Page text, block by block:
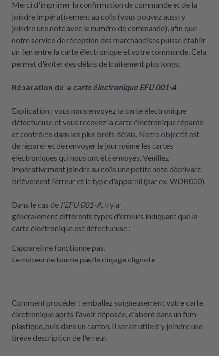
Merci d'imprimer la confirmation de commande et de la
joindre impérativement au colis (vous pouvez aussi y
joindre une note avec le numéro de commande), afin que
notre service de réception des marchandises puisse établir
un lien entre la carte électronique et votre commande. Cela
permet d'éviter des délais de traitement plus longs.
Réparation de la carte électronique EFU 001-A
Explication : vous nous envoyez la carte électronique
défectueuse et vous recevez la carte électronique réparée
et contrôlée dans les plus brefs délais. Notre objectif est
de réparer et de renvoyer le jour même les cartes
électroniques qui nous ont été envoyés. Veuillez
impérativement joindre au colis une petite note décrivant
brièvement l’erreur et le type d'appareil (par ex. WDB030).
Dans le cas de l'EFU 001-A, il y a
généralement différents types d'erreurs indiquant que la
carte électronique est défectueuse :
L'appareil ne fonctionne pas.
Le moteur ne tourne pas/le rinçage clignote
Comment procéder : emballez soigneusement votre carte
électronique après l'avoir déposée, d'abord dans un film
plastique, puis dans un carton. Il serait utile d'y joindre une
brève description de l'erreur.